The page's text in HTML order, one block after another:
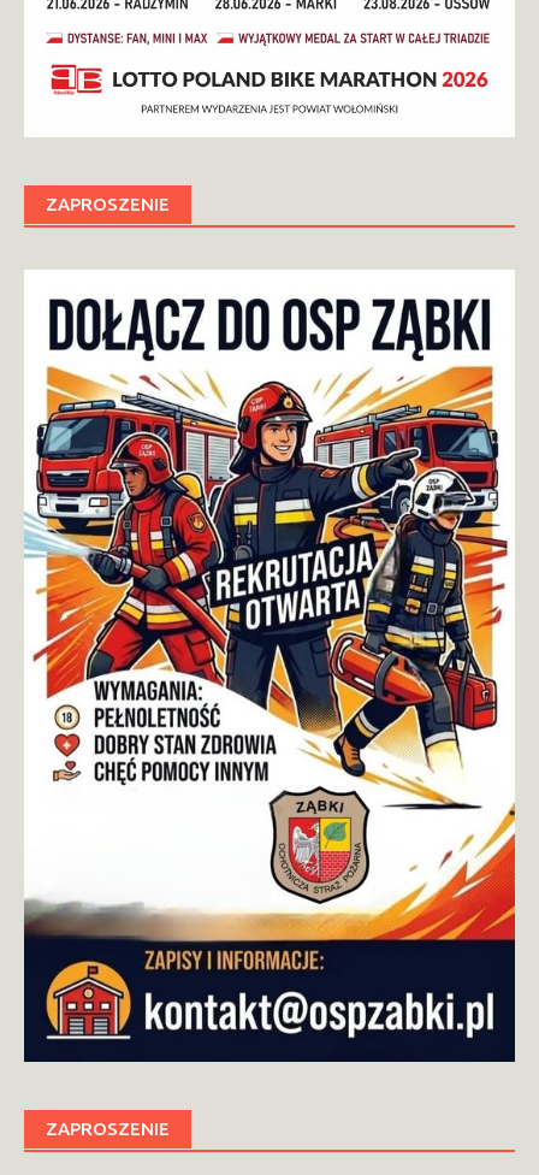
ZAPROSZENIE
ZAPROSZENIE